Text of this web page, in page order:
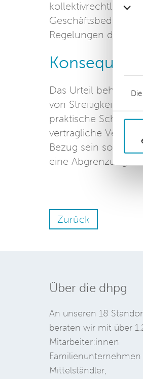
kollektivrechtliche
Regelungen der
Konsequenz
Das Urteil
von Streitigkeiten
praktische
vertragliche
Bezug sein soll
eine Abgrenzung
Zurück
Über die dhpg
An unseren 18
beraten wir mit über
Mitarbeiter:innen
Familienunternehmen
Mittelständler,